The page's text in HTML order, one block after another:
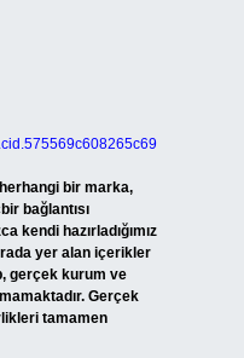
bir marka,
bağlantısı
kendi hazırladığımız
yer alan içerikler
gerçek kurum ve
Gerçek
tamamen